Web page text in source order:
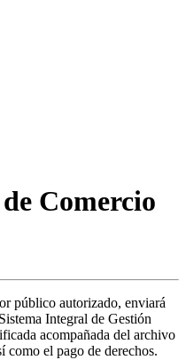
Comercio
público autorizado, enviará
Integral de Gestión
acompañada del archivo
como el pago de derechos.